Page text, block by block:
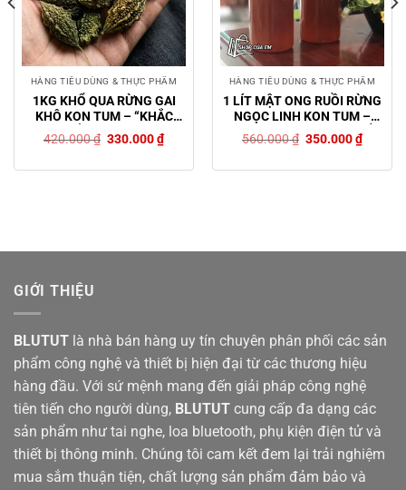
HÀNG TIÊU DÙNG & THỰC PHẨM
1KG KHỔ QUA RỪNG GAI
KHÔ KON TUM – “KHẮC
TINH” TIỂU ĐƯỜNG, THANH
NHIỆT GIẢI ĐỘC TỪ ĐẠI
420.000₫ Giá
420.000 ₫.
330.000₫Giá
hiện
là:
HÀNG TIÊU DÙNG & THỰC PHẨM
1 LÍT MẬT ONG RUỒI RỪNG
NGỌC LINH KON TUM –
MẬT RỪNG NGUYÊN CHẤT,
NGỌT THANH SIÊU HIẾM
560.000₫ Giá
560.000 ₫.
350.000₫Giá
hiện
là:
GIỚI THIỆU
BLUTUT là nhà bán hàng uy tín chuyên phân phối các sản
phẩm công nghệ và thiết bị hiện đại từ các thương hiệu
hàng đầu. Với sứ mệnh mang đến giải pháp công nghệ
tiên tiến cho người dùng, BLUTUT cung cấp đa dạng các
sản phẩm như tai nghe, loa bluetooth, phụ kiện điện tử và
thiết bị thông minh. Chúng tôi cam kết đem lại trải nghiệm
mua sắm thuận tiện, chất lượng sản phẩm đảm bảo và